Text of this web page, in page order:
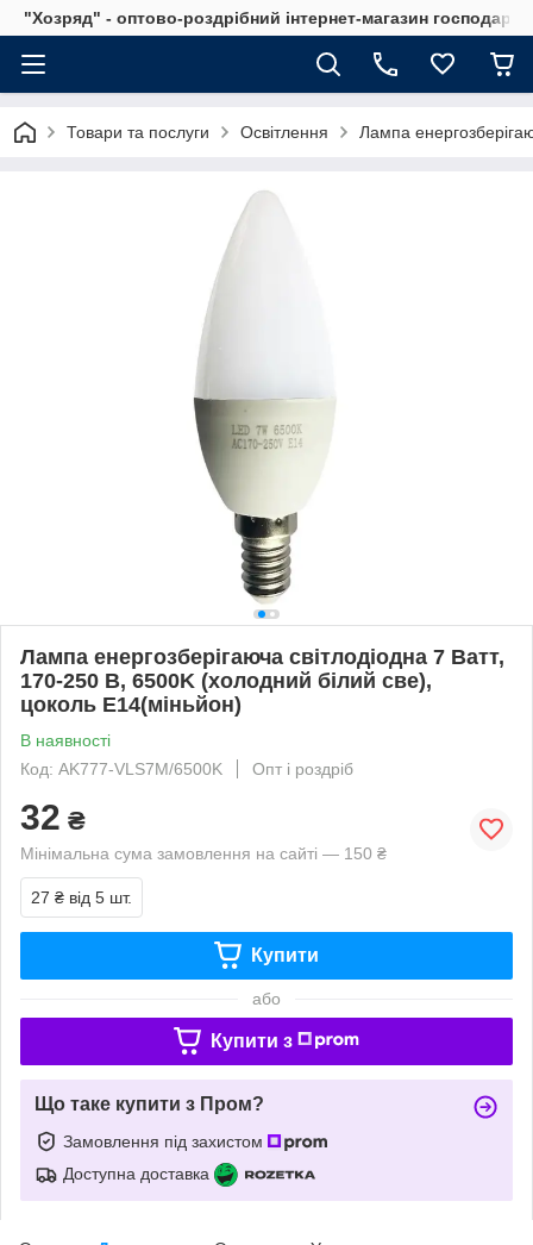
"Хозряд" - оптово-роздрібний інтернет-магазин
Товари та послуги Освітлення Лампа
Лампа енергозберігаюча світлодіодна 7 Ватт,
170-250 В, 6500K (холодний білий све),
цоколь E14(міньйон)
В наявності
Код: AK777-VLS7M/6500K
Опт і роздріб
32 ₴
Мінімальна сума замовлення на сайті — 150 ₴
27 ₴ від 5 шт.
Купити
або
Купити з
Що таке купити з Пром?
Замовлення під захистом
Доступна доставка